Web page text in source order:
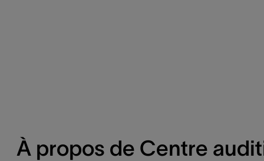
À propos de Centre